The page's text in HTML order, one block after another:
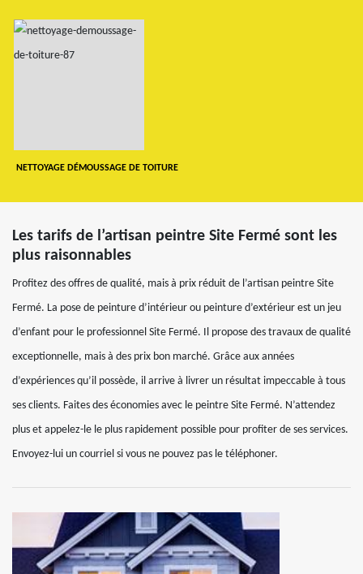
NETTOYAGE DÉMOUSSAGE DE TOITURE
Les tarifs de l’artisan peintre Site Fermé sont les
plus raisonnables
Profitez des offres de qualité, mais à prix réduit de l’artisan peintre Site
Fermé. La pose de peinture d’intérieur ou peinture d’extérieur est un jeu
d’enfant pour le professionnel Site Fermé. Il propose des travaux de qualité
exceptionnelle, mais à des prix bon marché. Grâce aux années
d’expériences qu’il possède, il arrive à livrer un résultat impeccable à tous
ses clients. Faites des économies avec le peintre Site Fermé. N’attendez
plus et appelez-le le plus rapidement possible pour profiter de ses services.
Envoyez-lui un courriel si vous ne pouvez pas le téléphoner.